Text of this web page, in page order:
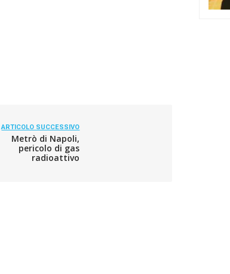
ARTICOLO SUCCESSIVO
Metrò di Napoli,
pericolo di gas
radioattivo